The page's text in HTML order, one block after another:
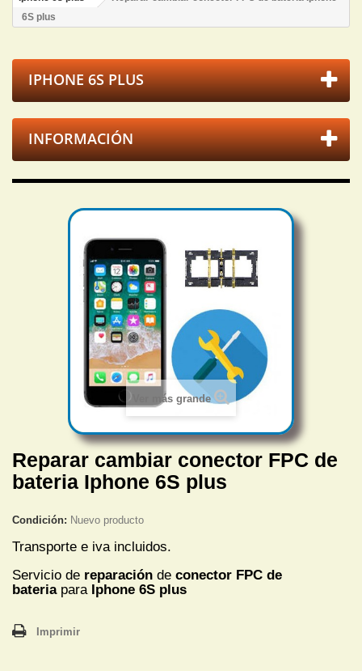
6S plus
IPHONE 6S PLUS
INFORMACIÓN
Ver más grande
Reparar cambiar conector FPC de
bateria Iphone 6S plus
Condición: Nuevo producto
Transporte e iva incluidos.
Servicio de reparación de conector FPC de
bateria para Iphone 6S plus
Imprimir